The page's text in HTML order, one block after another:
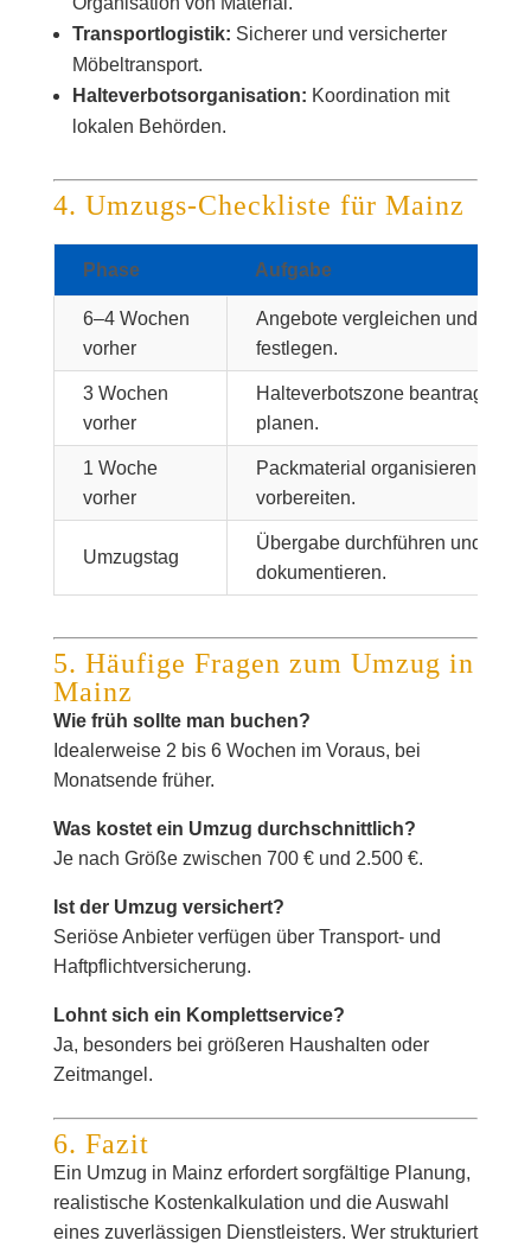
Transportlogistik: Sicherer und versicherter
Möbeltransport.
Halteverbotsorganisation: Koordination mit
lokalen Behörden.
4. Umzugs-Checkliste für Mainz
Phase Aufgabe
6–4 Wochen
vorher
Angebote vergleichen und
festlegen.
3 Wochen
vorher
Halteverbotszone beantragen
planen.
1 Woche
vorher
Packmaterial organisieren und
vorbereiten.
Umzugstag
Übergabe durchführen und
dokumentieren.
5. Häufige Fragen zum Umzug in
Mainz
Wie früh sollte man buchen?
Idealerweise 2 bis 6 Wochen im Voraus, bei
Monatsende früher.
Was kostet ein Umzug durchschnittlich?
Je nach Größe zwischen 700 € und 2.500 €.
Ist der Umzug versichert?
Seriöse Anbieter verfügen über Transport- und
Haftpflichtversicherung.
Lohnt sich ein Komplettservice?
Ja, besonders bei größeren Haushalten oder
Zeitmangel.
6. Fazit
Ein Umzug in Mainz erfordert sorgfältige Planung,
realistische Kostenkalkulation und die Auswahl
eines zuverlässigen Dienstleisters. Wer strukturiert